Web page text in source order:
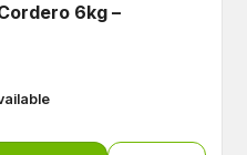
6kg –